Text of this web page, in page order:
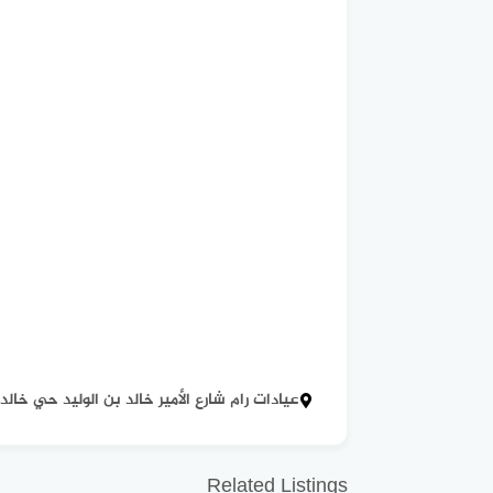
عيادات رام شارع الأمير خالد بن الوليد حي